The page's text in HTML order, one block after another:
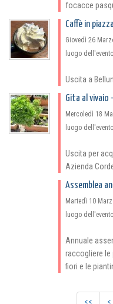
focacce
Caffè in
Giovedì 26
luogo dell'evento
Uscita a
Gita al vivaio
Mercoledì 18
luogo dell'evento
Uscita per
Azienda
Assemblea
Martedì 10
luogo dell'evento
Annuale
raccogliere le
fiori e le
<< <